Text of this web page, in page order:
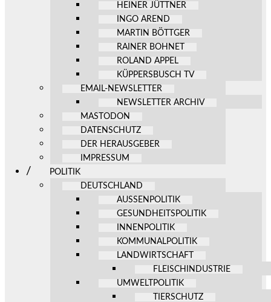
HEINER JÜTTNER
INGO AREND
MARTIN BÖTTGER
RAINER BOHNET
ROLAND APPEL
KÜPPERSBUSCH TV
EMAIL-NEWSLETTER
NEWSLETTER ARCHIV
MASTODON
DATENSCHUTZ
DER HERAUSGEBER
IMPRESSUM
POLITIK
DEUTSCHLAND
AUSSENPOLITIK
GESUNDHEITSPOLITIK
INNENPOLITIK
KOMMUNALPOLITIK
LANDWIRTSCHAFT
FLEISCHINDUSTRIE
UMWELTPOLITIK
TIERSCHUTZ